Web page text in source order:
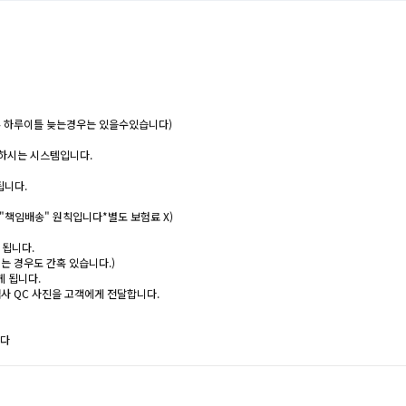
루이틀 늦는경우는 있을수있습니다)
시는 시스템입니다.
니다.
임배송" 원칙입니다*별도 보험료 X)
니다.
경우도 간혹 있습니다.)
됩니다.
QC 사진을 고객에게 전달합니다.